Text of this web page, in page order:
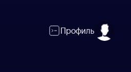
Профиль